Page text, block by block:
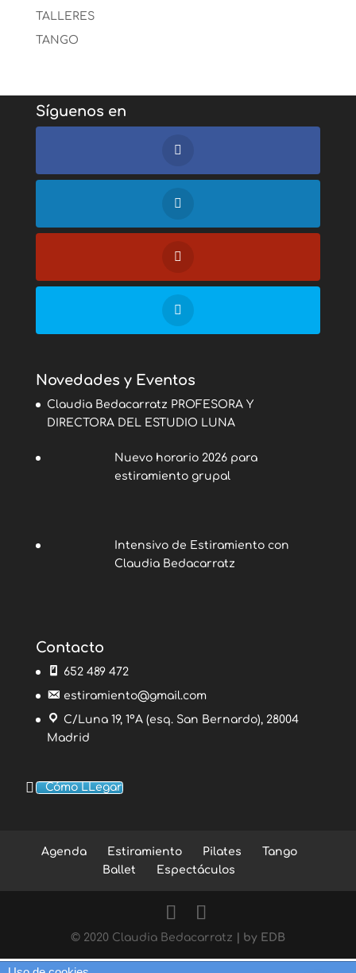
TALLERES
TANGO
Síguenos en
Novedades y Eventos
Claudia Bedacarratz PROFESORA Y
DIRECTORA DEL ESTUDIO LUNA
Nuevo horario 2026 para
estiramiento grupal
Intensivo de Estiramiento con
Claudia Bedacarratz
Contacto
652 489 472
estiramiento@gmail.com
C/Luna 19, 1ºA (esq. San Bernardo), 28004
Madrid
Cómo LLegar
Agenda Estiramiento Pilates
Tango
Ballet
Espectáculos
© 2020 Claudia Bedacarratz | by EDB